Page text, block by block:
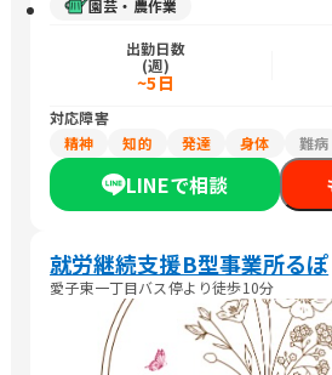
園芸・農作業
出勤日数
(週)
~5日
対応障害
精神
知的 発達 身体 難病
LINEで相談
就労継続支援B型事業所るぽ
愛子東一丁目バス停より徒歩10分